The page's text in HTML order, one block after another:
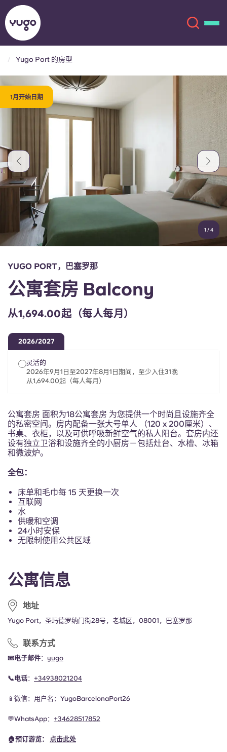
关于我们
地点
English (GB)
English (US)
Chinese
Español
Deutsch
French
选择一个国家
English (GB)
English (US)
Italian French
Yugo Port 的房型
1月开始日期
1 /4
公寓信息
地址
Yugo Port，圣玛德罗纳门街28号，老城区，08001，巴塞罗那
联系方式
📧电子邮件： yugo
📞电话： +34938021204
📱微信：用户名：YugoBarcelonaPort26
💬WhatsApp： +34628517852
🏠预订游览： 点击此处
YUGO PORT，巴塞罗那
公寓套房 Balcony
从1,694.00起（每人每月）
2026/2027
灵活的
2026年9月1日至2027年8月1日期间，至少入住31晚
从1,694.00起（每人每月）
公寓套房 面积为18公寓套房 为您提供一个时尚且设施齐全
的私密空间。房内配备一张大号单人 （120 x 200厘米）、
书桌、衣柜，以及可供呼吸新鲜空气的私人阳台。套房内还
设有独立卫浴和设施齐全的小厨房－包括灶台、水槽、冰箱
和微波炉。
全包：
床单和毛巾每 15 天更换一次
互联网
水
供暖和空调
24小时安保
无限制使用公共区域